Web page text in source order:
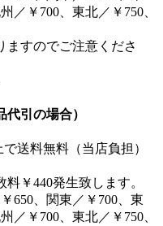
／￥700、東北／￥750、
すのでご注意くださ
引の場合）
送料無料（当店負担）
￥440発生致します。
650、関東／￥700、東
／￥700、東北／￥750、